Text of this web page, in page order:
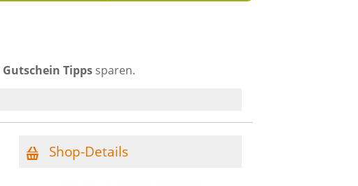
Gutschein Tipps sparen.
Shop-Details